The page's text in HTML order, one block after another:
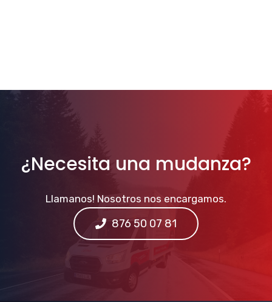
¿Necesita una mudanza?
Llamanos! Nosotros nos encargamos.
876 50 07 81